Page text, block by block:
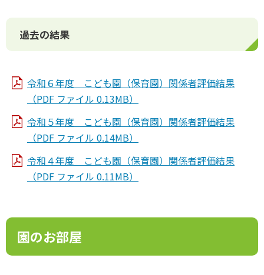
過去の結果
令和６年度 こども園（保育園）関係者評価結果
（PDF ファイル 0.13MB）
令和５年度 こども園（保育園）関係者評価結果
（PDF ファイル 0.14MB）
令和４年度 こども園（保育園）関係者評価結果
（PDF ファイル 0.11MB）
園のお部屋